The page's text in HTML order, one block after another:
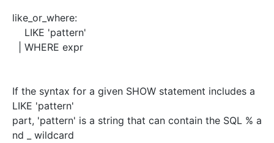
like_or_where:
LIKE 'pattern'
| WHERE expr
If the syntax for a given SHOW statement includes a
LIKE 'pattern'
part, 'pattern' is a string that can contain the SQL % a
nd _ wildcard